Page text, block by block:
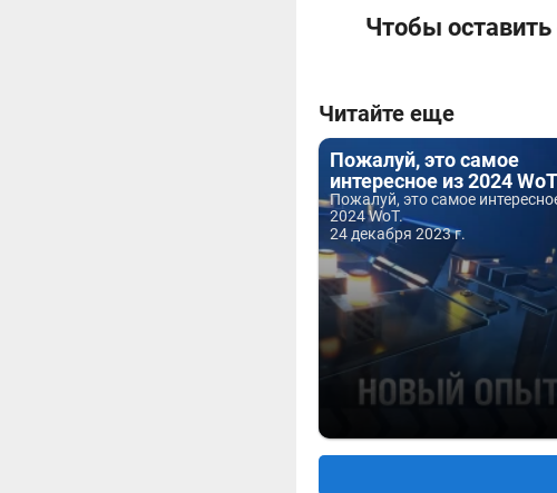
Чтобы
Читайте еще
Пожалуй, это самое
интересное из 2024 WoT
Пожалуй, это самое
2024 WoT.
24 декабря 2023 г.